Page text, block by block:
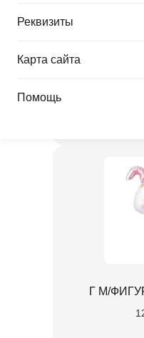
Реквизиты
Карта сайта
Помощь
К
в
Г М/